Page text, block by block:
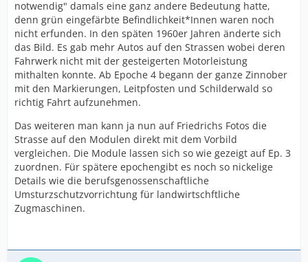
notwendig" damals eine ganz andere Bedeutung hatte,
denn grün eingefärbte Befindlichkeit*Innen waren noch
nicht erfunden. In den späten 1960er Jahren änderte sich
das Bild. Es gab mehr Autos auf den Strassen wobei deren
Fahrwerk nicht mit der gesteigerten Motorleistung
mithalten konnte. Ab Epoche 4 begann der ganze Zinnober
mit den Markierungen, Leitpfosten und Schilderwald so
richtig Fahrt aufzunehmen.
Das weiteren man kann ja nun auf Friedrichs Fotos die
Strasse auf den Modulen direkt mit dem Vorbild
vergleichen. Die Module lassen sich so wie gezeigt auf Ep. 3
zuordnen. Für spätere epochengibt es noch so nickelige
Details wie die berufsgenossenschaftliche
Umsturzschutzvorrichtung für landwirtschftliche
Zugmaschinen.